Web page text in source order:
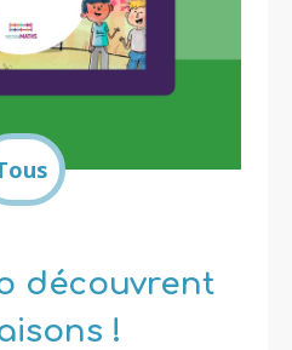
découvrent
!